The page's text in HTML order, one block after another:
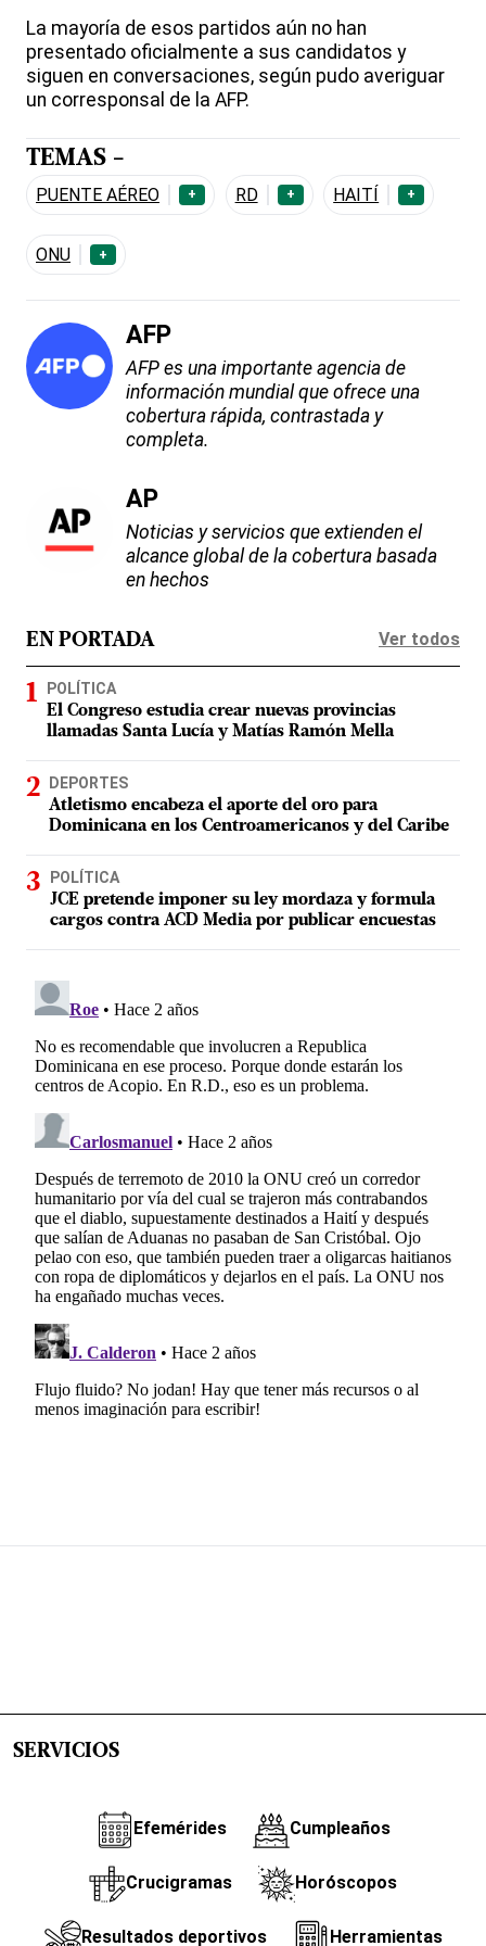
La mayoría de esos partidos aún no han
presentado oficialmente a sus candidatos y
siguen en conversaciones, según pudo averiguar
un corresponsal de la AFP.
TEMAS -
PUENTE AÉREO + RD + HAITÍ +
ONU +
AFP
AFP es una importante agencia de
información mundial que ofrece una
cobertura rápida, contrastada y
completa.
AP
Noticias y servicios que extienden el
alcance global de la cobertura basada
en hechos
EN PORTADA Ver todos
POLÍTICA
El Congreso estudia crear nuevas provincias
llamadas Santa Lucía y Matías Ramón Mella
DEPORTES
Atletismo encabeza el aporte del oro para
Dominicana en los Centroamericanos y del Caribe
POLÍTICA
JCE pretende imponer su ley mordaza y formula
cargos contra ACD Media por publicar encuestas
SERVICIOS
Efemérides Cumpleaños
Crucigramas Horóscopos
Resultados deportivos Herramientas